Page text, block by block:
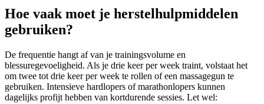
Hoe vaak moet je herstelhulpmiddelen
gebruiken?
De frequentie hangt af van je trainingsvolume en
blessuregevoeligheid. Als je drie keer per week traint, volstaat het
om twee tot drie keer per week te rollen of een massagegun te
gebruiken. Intensieve hardlopers of marathonlopers kunnen
dagelijks profijt hebben van kortdurende sessies. Let wel: